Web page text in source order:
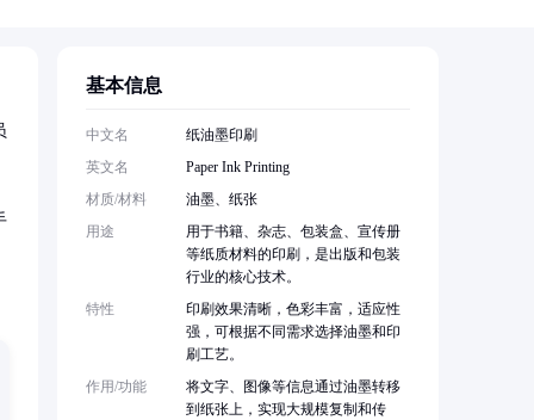
基本信息
中文名
纸油墨印刷
英文名
Paper Ink Printing
材质/材料
油墨、纸张
用途
用于书籍、杂志、包装盒、宣传册
等纸质材料的印刷，是出版和包装
行业的核心技术。
特性
印刷效果清晰，色彩丰富，适应性
强，可根据不同需求选择油墨和印
刷工艺。
作用/功能
将文字、图像等信息通过油墨转移
到纸张上，实现大规模复制和传